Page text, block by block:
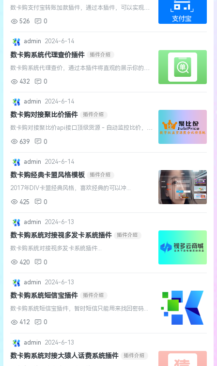
数卡购支付宝转账加款插件，通过本插件，可以实现无
商家账单数据查询及下载接口...
526 0
admin 2024-6-14
数卡购系统代理查价插件 插件介绍
数卡购系统代理查价，通过本插件将直观的展示你的网
432 0
admin 2024-6-14
数卡购对接聚比价插件 插件介绍
数卡购对接聚比价api接口顶级货源 - 自动监控比价，快
639 0
admin 2024-6-14
数卡购经典卡盟风格模板 插件介绍
2017年DIV卡盟经典风格，喜欢经典的可以冲...
425 0
admin 2024-6-13
数卡购系统对接视多发卡系统插件 插件介绍
数卡购系统对接视多发卡系统插件...
420 0
admin 2024-6-13
数卡购系统短信宝插件 插件介绍
数卡购系统短信宝插件，暂时短信只能用来找回密码...
412 0
admin 2024-6-13
数卡购系统对接大猿人话费系统插件 插件介绍